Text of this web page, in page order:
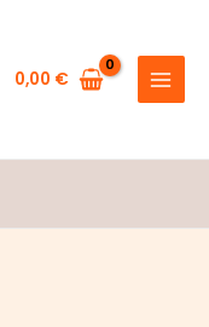
0,00 €